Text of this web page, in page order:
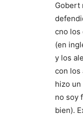
Gobert
cno los
(en
y los
con los
hizo un
no soy
bien).